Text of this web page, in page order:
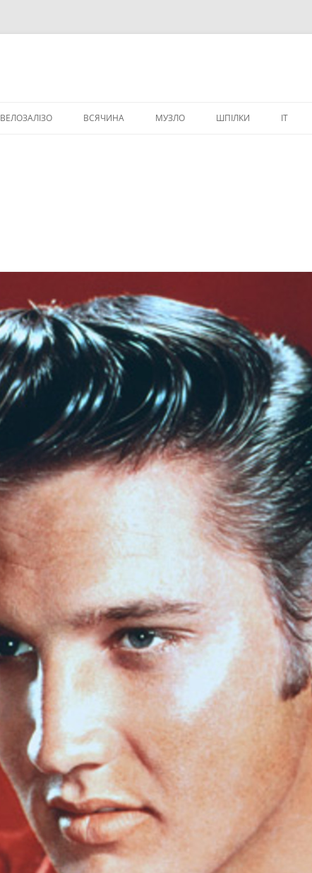
ВЕЛОЗАЛІЗО ВСЯЧИНА МУЗЛО ШПІЛКИ IT